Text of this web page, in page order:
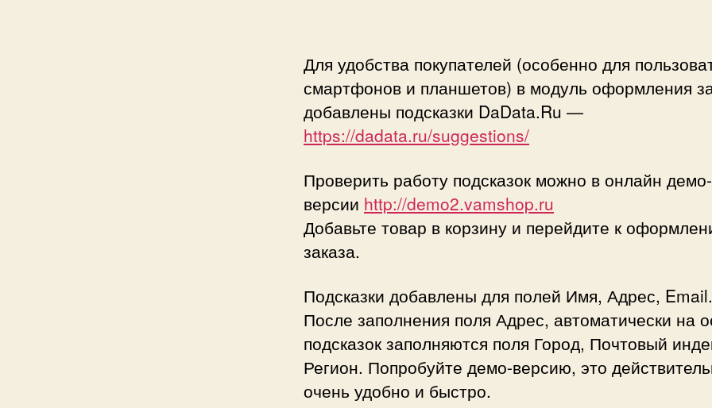
Для удобства покупателей (особенно для
смартфонов и планшетов) в модуль оформления
добавлены подсказки DaData.Ru —
https://dadata.ru/suggestions/
Проверить работу подсказок можно в онлайн демо-
версии http://demo2.vamshop.ru
Добавьте товар в корзину и перейдите к
заказа.
Подсказки добавлены для полей Имя, Адрес, Email.
После заполнения поля Адрес, автоматически на
подсказок заполняются поля Город, Почтовый
Регион. Попробуйте демо-версию, это
очень удобно и быстро.